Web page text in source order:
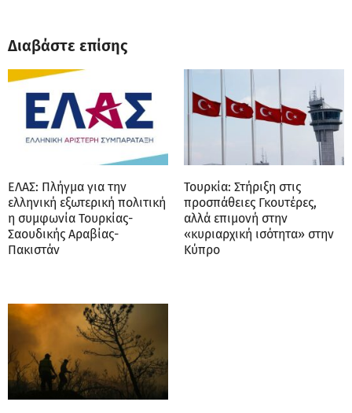
Διαβάστε επίσης
ΕΛΑΣ: Πλήγμα για την
ελληνική εξωτερική πολιτική
η συμφωνία Τουρκίας-
Σαουδικής Αραβίας-
Πακιστάν
Τουρκία: Στήριξη στις
προσπάθειες Γκουτέρες,
αλλά επιμονή στην
«κυριαρχική ισότητα» στην
Κύπρο